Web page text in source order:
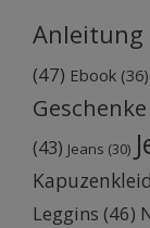
Anleitung
(47) Ebook (36)
Geschenke
(43) Jeans (30)
Kapuzenkleid
Leggins (46)